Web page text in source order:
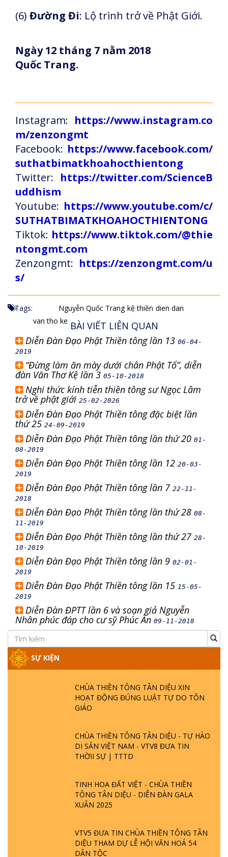
(6) Đường Đi: Lộ trình trở về Phật Giới.
Ngày 12 tháng 7 nằm 2018
Quốc Trang.
Instagram: https://www.instagram.co
m/zenzongmt
Facebook: https://www.facebook.com/
suthatbimatkhoahocthientong
Twitter: https://twitter.com/ScienceB
uddhism
Youtube: https://www.youtube.com/c/
SUTHATBIMATKHOAHOCTHIENTONG
Tiktok: https://www.tiktok.com/@thie
ntongmt.com
Zenzongmt: https://zenzongmt.com/u
s/
Tags: Nguyễn Quốc Trang kệ thiền dien dan
van tho ke BÀI VIẾT LIÊN QUAN
Diễn Đàn Đạo Phật Thiền tông lần 13 06-04-
2019
“Đừng làm ăn mày dưới chân Phật Tổ”, diễn
đàn Văn Thơ Kệ lần 3 05-10-2018
Nghi thức kính tiễn thiền tông sư Ngọc Lâm
trở về phật giới 25-02-2026
Diễn Đàn Đạo Phật Thiền tông đặc biệt lần
thứ 25 24-09-2019
Diễn Đàn Đạo Phật Thiền tông lần thứ 20 01-
08-2019
Diễn Đàn Đạo Phật Thiền tông lần 12 20-03-
2019
Diễn Đàn Đạo Phật Thiền tông lần 7 22-11-
2018
Diễn Đàn Đạo Phật Thiền tông lần thứ 28 08-
11-2019
Diễn Đàn Đạo Phật Thiền tông lần thứ 27 28-
10-2019
Diễn Đàn Đạo Phật Thiền tông lần 9 02-01-
2019
Diễn Đàn Đạo Phật Thiền tông lần 15 15-05-
2019
Diễn Đàn ĐPTT lần 6 và soạn giả Nguyễn
Nhân phúc đáp cho cư sỹ Phúc Ân 09-11-2018
SỰ KIỆN
CHÙA THIỀN TÔNG TÂN DIỆU XIN
HOẠT ĐỘNG ĐÚNG LUẬT TỰ DO TÔN
GIÁO
CHÙA THIỀN TÔNG TÂN DIỆU - TỰ HÀO
DI SẢN VIỆT NAM - VTV8 ĐƯA TIN
THỜII SỰ | TTTD
TINH HOA ĐẤT VIỆT - CHÙA THIỀN
TÔNG TÂN DIỆU - DIỄN ĐÀN GALA
XUÂN 2025
VTV5 ĐƯA TIN CHÙA THIỀN TÔNG TÂN
DIỆU THAM DỰ LỄ HỘI VĂN HOÁ 54
DÂN TỘC